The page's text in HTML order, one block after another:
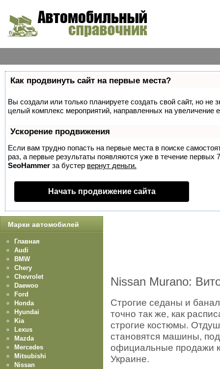
Как продвинуть сайт на первые места?
Вы создали или только планируете создать свой сайт, но не
целый комплекс мероприятий, направленных на увеличение
Ускорение продвижения
Если вам трудно попасть на первые места в поиске
раз, а первые результаты появляются уже в течение первых
SeoHammer за бустер вернут деньги.
Начать продвижение сайта
Nissan Murano:
Строгие седаны и
точно так же, как
строгие костюмы.
становятся машины,
официальные продажи
Украине.
Марки автомобилей
Главная
Audi
BMW
Chery
Chevrolet
Daewoo
Ford
Honda
Hyundai
Kia
Lexus
Mazda
Mercedes
Mitsubishi
Nissan